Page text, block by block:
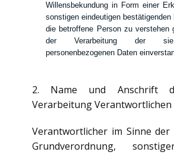
Willensbekundung in Form einer
sonstigen eindeutigen bestätigenden
die betroffene Person zu
der Verarbeitung der sie
personenbezogenen Daten
2. Name und Anschrift
Verarbeitung Verantwortlichen
Verantwortlicher im Sinne der
Grundverordnung,